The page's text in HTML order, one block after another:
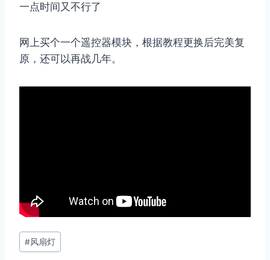
一点时间又不行了
网上买个一个遥控器模块，根据教程更换后完美复
原，还可以再战几年。
文
章
#风扇灯